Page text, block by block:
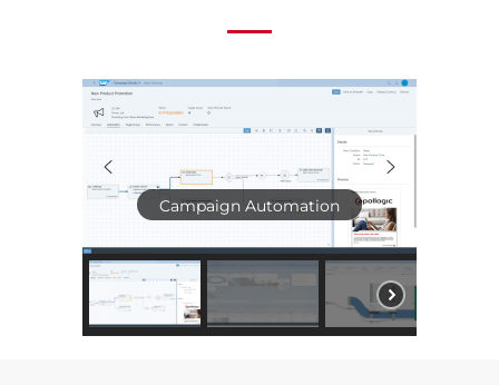
Campaign Automation